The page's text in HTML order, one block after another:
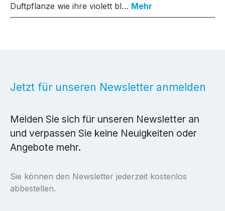
Duftpflanze wie ihre violett bl… Mehr
Jetzt für unseren Newsletter anmelden
Melden Sie sich für unseren Newsletter an
und verpassen Sie keine Neuigkeiten oder
Angebote mehr.
Sie können den Newsletter jederzeit kostenlos
abbestellen.